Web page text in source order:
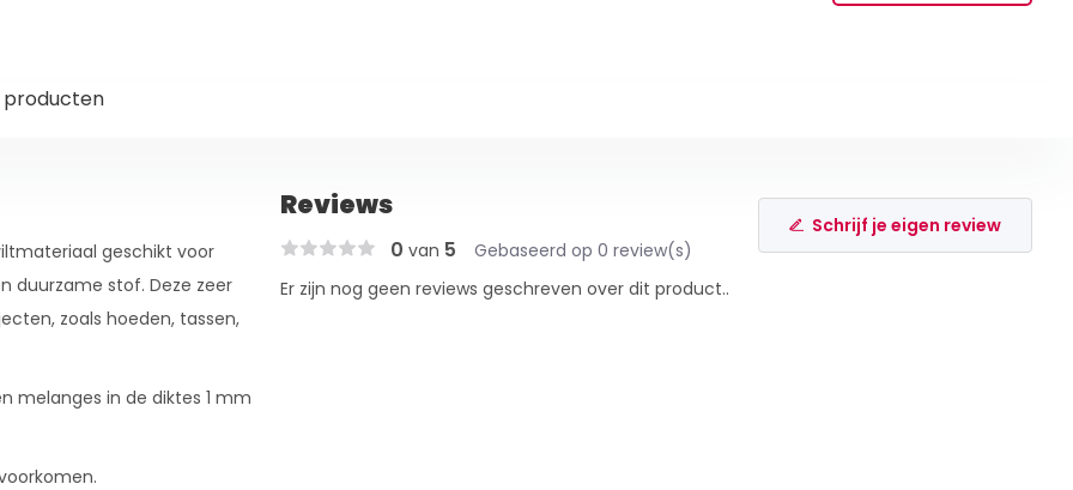
geschikt voor
duurzame stof. Deze zeer
zoals hoeden, tassen,
melanges in de diktes 1 mm
Reviews
0 van 5 Gebaseerd op 0 review(s)
Schrijf je eigen review
Er zijn nog geen reviews geschreven over dit product..